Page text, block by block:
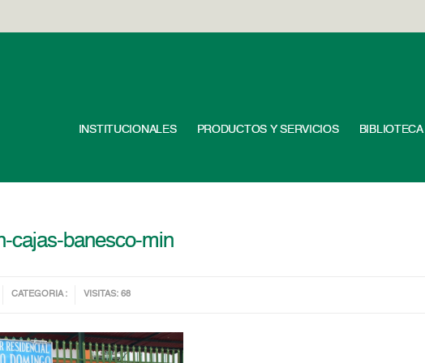
INSTITUCIONALES PRODUCTOS Y SERVICIOS
cajas-banesco-min
CATEGORIA : VISITAS: 68